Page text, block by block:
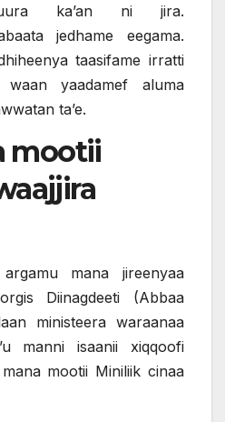
ka’an ni jira.
jedhame eegama.
taasifame irratti
waan yaadamef aluma
ta’e.
mootii
mana jireenyaa
Diinagdeeti (Abbaa
ministeera waraanaa
manni isaanii xiqqoofi
mootii Miniliik cinaa